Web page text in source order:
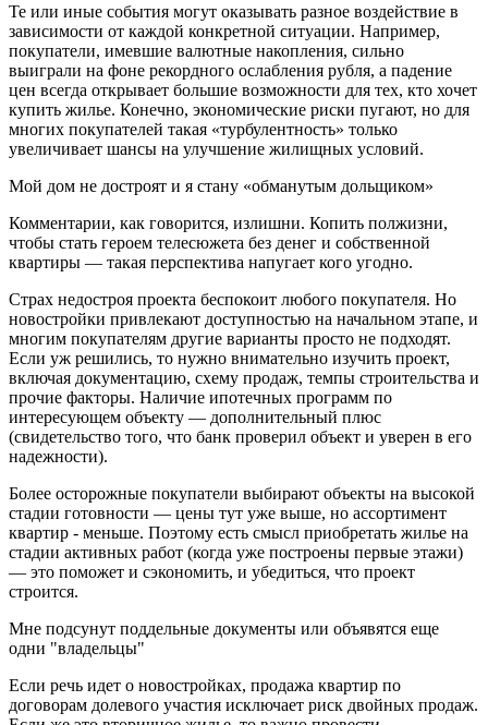
Те или иные события могут оказывать разное воздействие в
зависимости от каждой конкретной ситуации. Например,
покупатели, имевшие валютные накопления, сильно
выиграли на фоне рекордного ослабления рубля, а падение
цен всегда открывает большие возможности для тех, кто хочет
купить жилье. Конечно, экономические риски пугают, но для
многих покупателей такая «турбулентность» только
увеличивает шансы на улучшение жилищных условий.
Мой дом не достроят и я стану «обманутым дольщиком»
Комментарии, как говорится, излишни. Копить полжизни,
чтобы стать героем телесюжета без денег и собственной
квартиры — такая перспектива напугает кого угодно.
Страх недостроя проекта беспокоит любого покупателя. Но
новостройки привлекают доступностью на начальном этапе, и
многим покупателям другие варианты просто не подходят.
Если уж решились, то нужно внимательно изучить проект,
включая документацию, схему продаж, темпы строительства и
прочие факторы. Наличие ипотечных программ по
интересующем объекту — дополнительный плюс
(свидетельство того, что банк проверил объект и уверен в его
надежности).
Более осторожные покупатели выбирают объекты на высокой
стадии готовности — цены тут уже выше, но ассортимент
квартир - меньше. Поэтому есть смысл приобретать жилье на
стадии активных работ (когда уже построены первые этажи)
— это поможет и сэкономить, и убедиться, что проект
строится.
Мне подсунут поддельные документы или объявятся еще
одни "владельцы"
Если речь идет о новостройках, продажа квартир по
договорам долевого участия исключает риск двойных продаж.